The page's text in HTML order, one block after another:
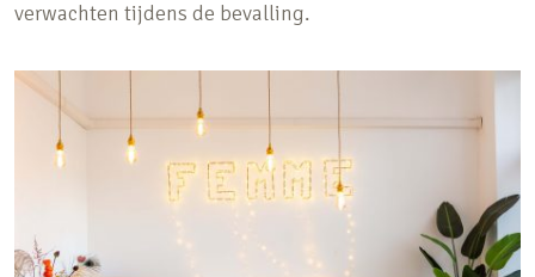
verwachten tijdens de bevalling.